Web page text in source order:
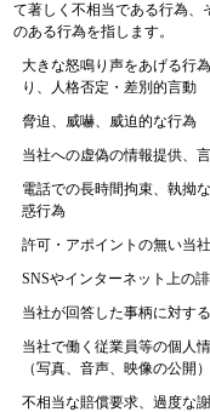
て著しく不相当である行為、
のある行為を指します。
大きな怒鳴り声をあげる行
り、人格否定・差別的言動
脅迫、威嚇、威迫的な行為
当社への虚偽の情報提供、
電話での長時間拘束、執拗
惑行為
許可・アポイントの無い当
SNSやインターネット上の
当社が回答した事柄に対す
当社で働く従業員等の個人
（写真、音声、映像の公開）
不相当な賠償要求、過度な